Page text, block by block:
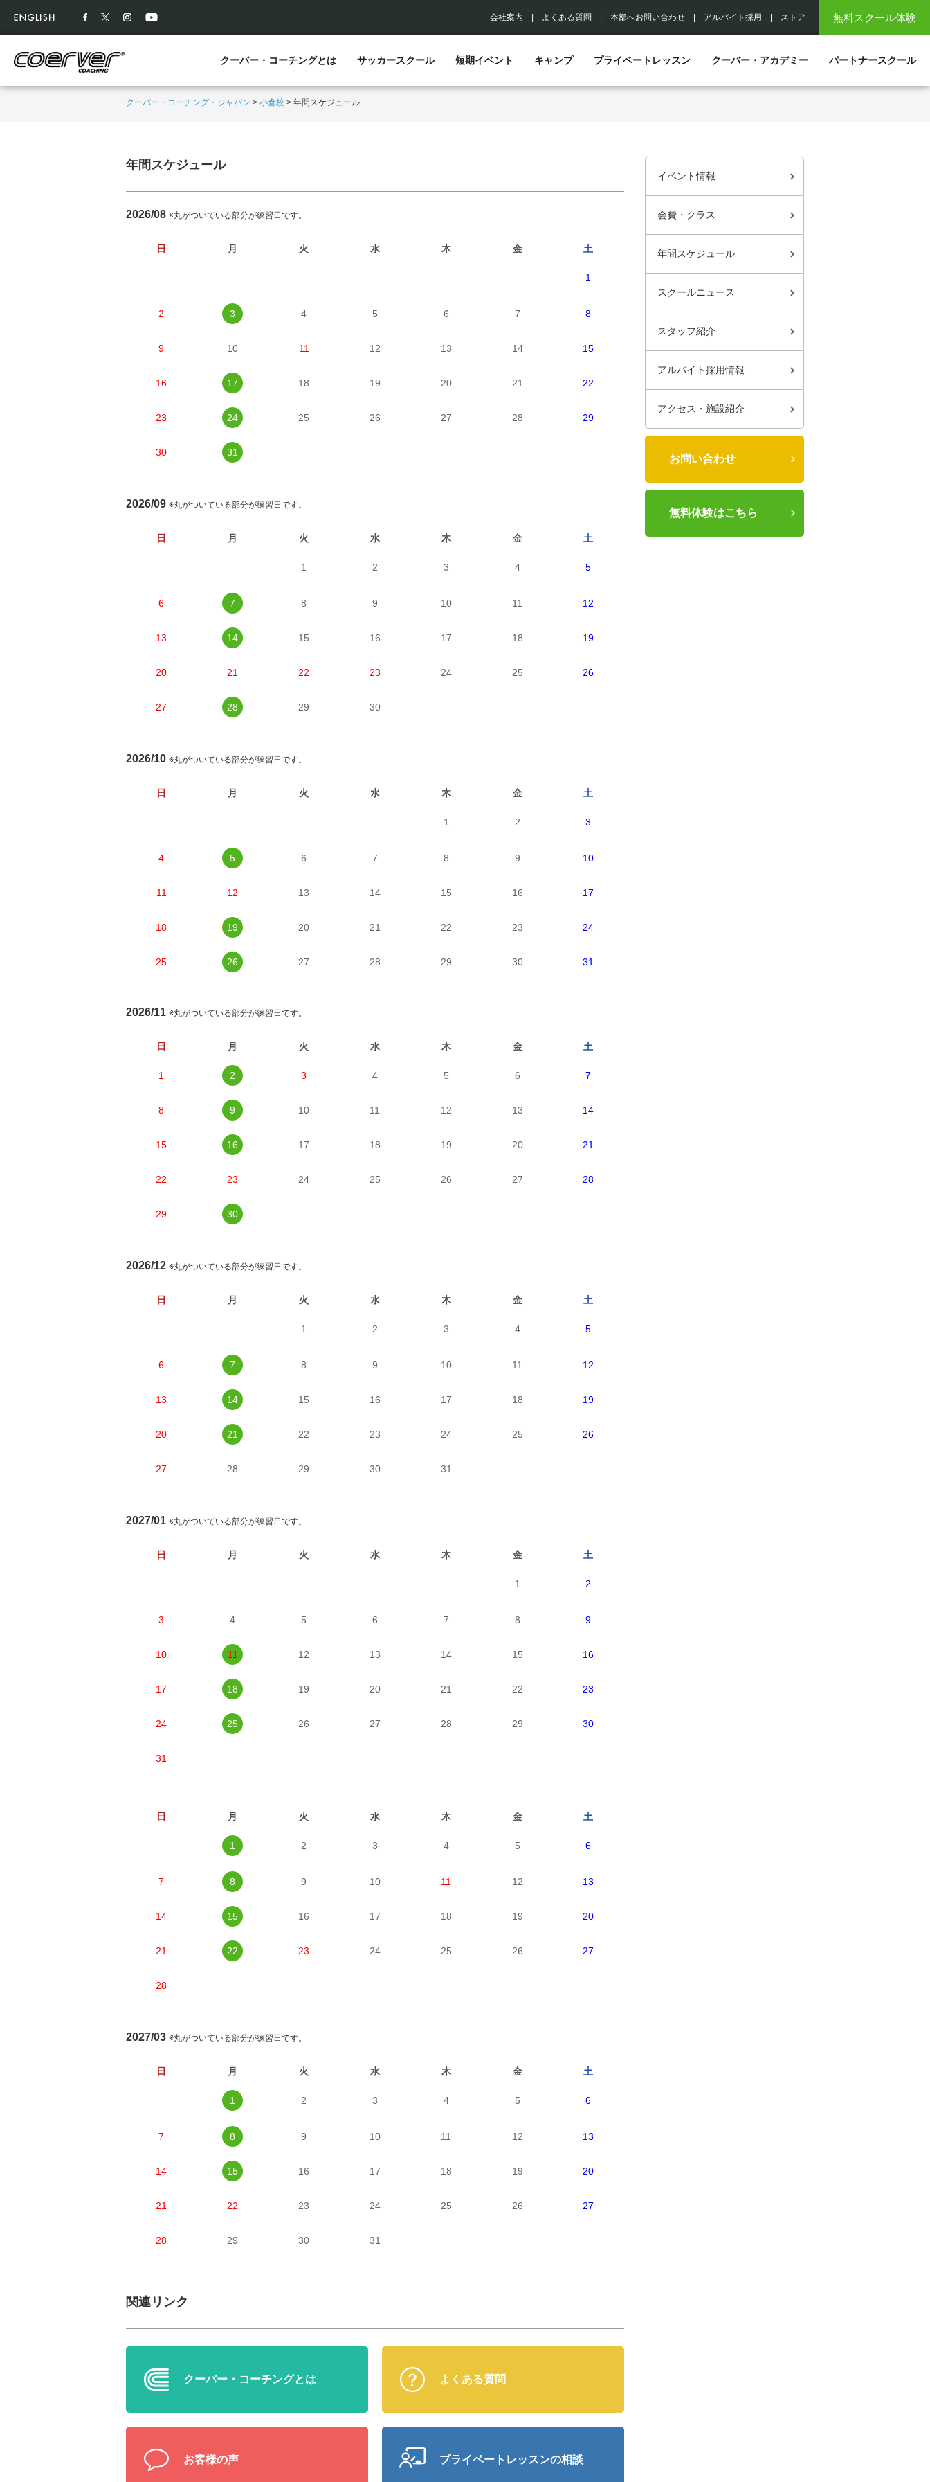
無料スクール体験
会社案内 よくある質問 本部へお問い合わせ アルバイト採用 ストア
クーバー・コーチングとは サッカースクール 短期イベント キャンプ プライベートレッスン クーバー・アカデミー パートナースクール
クーバー・コーチング・ジャパン > 小倉校 > 年間スケジュール
年間スケジュール
2026/08 ※丸がついている部分が練習日です。
日 月 火 水 木 金 土
1
2 3 4 5 6 7 8
9 10 11 12 13 14 15
16 17 18 19 20 21 22
23 24 25 26 27 28 29
30 31
2026/09 ※丸がついている部分が練習日です。
日 月 火 水 木 金 土
1 2 3 4 5
6 7 8 9 10 11 12
13 14 15 16 17 18 19
20 21 22 23 24 25 26
27 28 29 30
2026/10 ※丸がついている部分が練習日です。
日 月 火 水 木 金 土
1 2 3
4 5 6 7 8 9 10
11 12 13 14 15 16 17
18 19 20 21 22 23 24
25 26 27 28 29 30 31
2026/11 ※丸がついている部分が練習日です。
日 月 火 水 木 金 土
1 2 3 4 5 6 7
8 9 10 11 12 13 14
15 16 17 18 19 20 21
22 23 24 25 26 27 28
29 30
2026/12 ※丸がついている部分が練習日です。
日 月 火 水 木 金 土
1 2 3 4 5
6 7 8 9 10 11 12
13 14 15 16 17 18 19
20 21 22 23 24 25 26
27 28 29 30 31
2027/01 ※丸がついている部分が練習日です。
日 月 火 水 木 金 土
1 2
3 4 5 6 7 8 9
10 11 12 13 14 15 16
17 18 19 20 21 22 23
24 25 26 27 28 29 30
31
日 月 火 水 木 金 土
1 2 3 4 5 6
7 8 9 10 11 12 13
14 15 16 17 18 19 20
21 22 23 24 25 26 27
28
2027/03 ※丸がついている部分が練習日です。
日 月 火 水 木 金 土
1 2 3 4 5 6
7 8 9 10 11 12 13
14 15 16 17 18 19 20
21 22 23 24 25 26 27
28 29 30 31
関連リンク
クーバー・ コーチングとは よくある質問
お客様の声 プライベート レッスンの相談
イベント情報
会費・クラス
年間スケジュール
スクールニュース
スタッフ紹介
アルバイト採用情報
アクセス・施設紹介
お問い合わせ
無料体験はこちら